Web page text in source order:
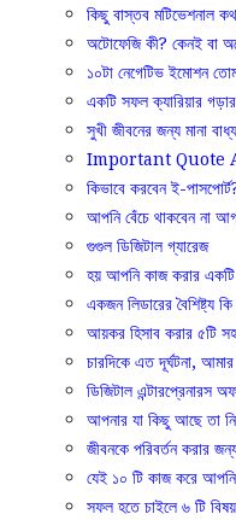
কিছু বাস্তব মটিভেশনাল
অটোফেজি কী? কেনই বা
১০টা নেগেটিভ ইমোশন
একটি সফল ক্যারিয়ার
সুখী জীবনের জন্য মানা
Important Quote
কিভাবে করবেন ই-
আপনি বেঁচে থাকবেন না
গুগুল ডিজিটাল গ্যারেজ
হয় আপনি কাজ করার
একজন লিডারের বৈশিষ্ট্য
আয়কর হিসাব করার ৫টি
চারদিকে এত দূর্ঘটনা,
ডিজিটাল এন্টারপ্রেনারস
আপনার যা কিছু আছে তা
জীবনকে পরিবর্তন করার
যেই ১০ টি কাজ করে
সফল হতে চাইলে ৬ টি